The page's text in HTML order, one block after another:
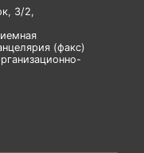
3/2,
(факс)